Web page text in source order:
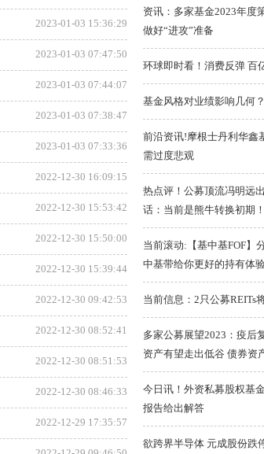
2023-01-03 15:36:29
2023-01-03 07:47:50
2023-01-03 07:44:07
2023-01-03 07:38:47
2023-01-03 07:33:36
2022-12-30 16:09:15
2022-12-30 15:53:42
2022-12-30 15:50:00
2022-12-30 15:39:44
2022-12-30 09:42:53
2022-12-30 08:52:41
2022-12-30 08:51:53
2022-12-30 08:46:33
2022-12-29 17:35:57
资讯：多家基金2023年度
做好“进攻”准备
环球即时看！消费反弹 百
基金风格对业绩影响几何
前沿资讯!摩根士丹利华鑫
需过度悲观
热点评！公募顶流冯明远
话：当前是熊牛转换初期
当前滚动:【基中基FOF】
中基带给你更好的持有体
当前信息：2只公募REITs
多家公募展望2023：疫后
资产有望走出低谷 债券资
今日讯！外资私募股权基
报告给出解答
欲跨界半导体 元成股份跌